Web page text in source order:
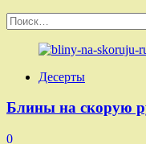
«Ёлочка»,
в
Найти:
Десерты
Блины на скорую
0